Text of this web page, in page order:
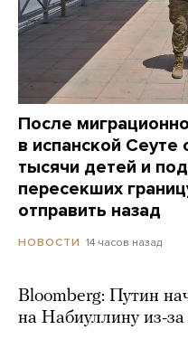
После
в испанской
тысячи детей и
пересекших
отправить назад
НОВОСТИ 14 часов назад
Bloomberg: Путин
на Набиуллину из-